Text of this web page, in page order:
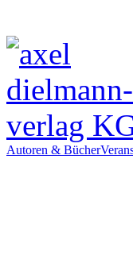
Autoren & Bücher